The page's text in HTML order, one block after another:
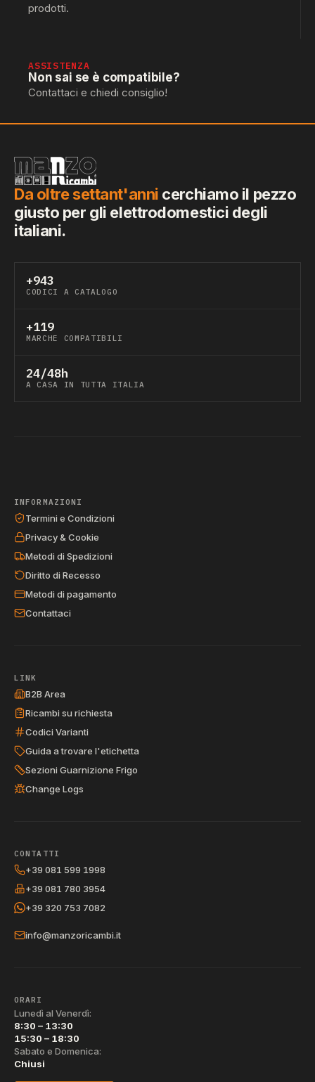
prodotti.
ASSISTENZA
Non sai se è compatibile?
Contattaci e chiedi consiglio!
Da oltre settant'anni cerchiamo il pezzo
giusto per gli elettrodomestici degli
italiani.
+943
CODICI A CATALOGO
+119
MARCHE COMPATIBILI
24/48h
A CASA IN TUTTA ITALIA
INFORMAZIONI
Termini e Condizioni
Privacy & Cookie
Metodi di Spedizioni
Diritto di Recesso
Metodi di pagamento
Contattaci
LINK
B2B Area
Ricambi su richiesta
Codici Varianti
Guida a trovare l'etichetta
Sezioni Guarnizione Frigo
Change Logs
CONTATTI
+39 081 599 1998
+39 081 780 3954
+39 320 753 7082
info@manzoricambi.it
ORARI
Lunedì al Venerdì:
8:30 – 13:30
15:30 – 18:30
Sabato e Domenica:
Chiusi